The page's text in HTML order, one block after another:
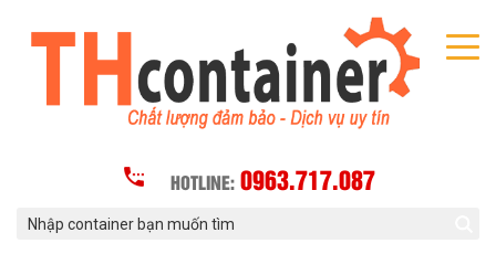
HOTLINE:0963.717.087